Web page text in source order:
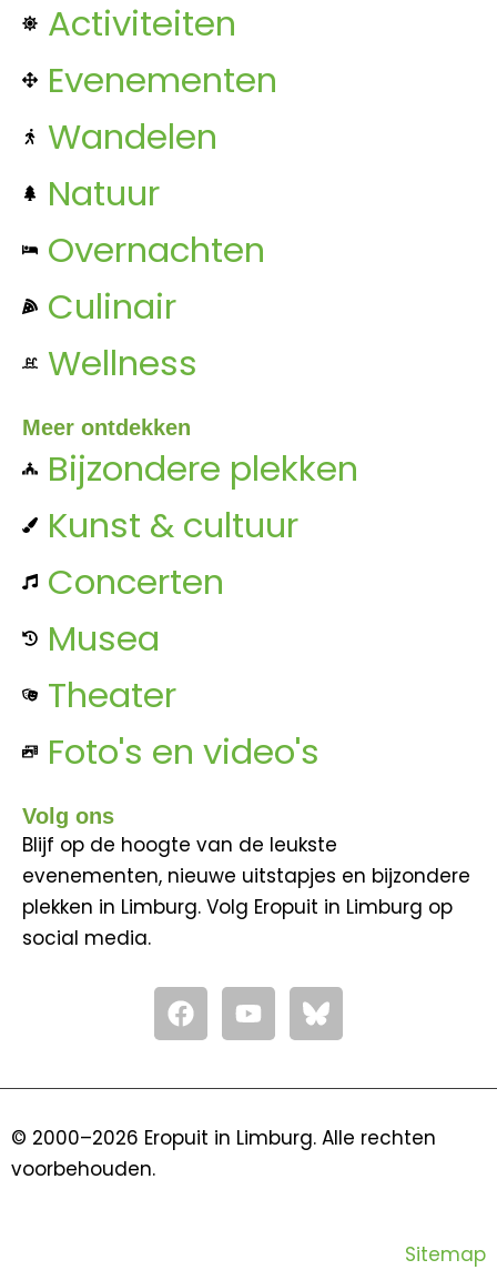
Activiteiten
Evenementen
Wandelen
Natuur
Overnachten
Culinair
Wellness
Meer ontdekken
Bijzondere plekken
Kunst & cultuur
Concerten
Musea
Theater
Foto's en video's
Volg ons
Blijf op de hoogte van de leukste
evenementen, nieuwe uitstapjes en bijzondere
plekken in Limburg. Volg Eropuit in Limburg op
social media.
F
a
c
e
o
Y
o
u
t
b
© 2000–2026 Eropuit in Limburg. Alle rechten
voorbehouden.
Sitemap